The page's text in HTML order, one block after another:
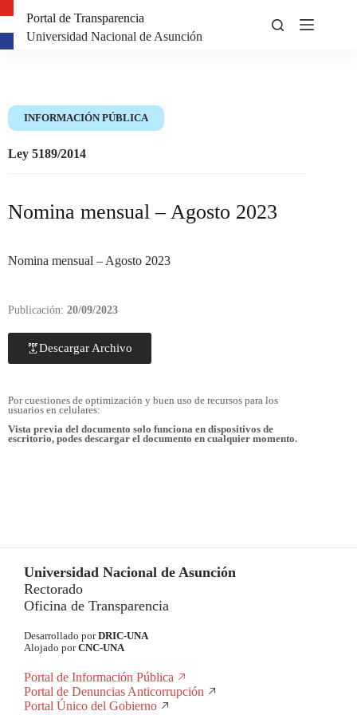
Portal de Transparencia
Universidad Nacional de Asunción
INFORMACIÓN PÚBLICA
Ley 5189/2014
Nomina mensual – Agosto 2023
Nomina mensual – Agosto 2023
Publicación: 20/09/2023
Descargar Archivo
Por cuestiones de optimización y buen uso de recursos para los
usuarios en celulares:
Vista previa del documento solo funciona en dispositivos de
escritorio, podes descargar el documento en cualquier momento.
Universidad Nacional de Asunción
Rectorado
Oficina de Transparencia
Desarrollado porDRIC-UNA
Alojado porCNC-UNA
Portal de Información Pública
Portal de Denuncias Anticorrupción
Portal Único del Gobierno